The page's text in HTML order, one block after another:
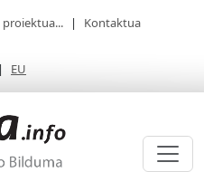
proiektua... | Kontaktua
| EU